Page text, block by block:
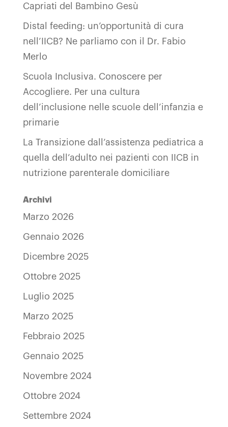
Capriati del Bambino Gesù
Distal feeding: un’opportunità di cura
nell’IICB? Ne parliamo con il Dr. Fabio
Merlo
Scuola Inclusiva. Conoscere per
Accogliere. Per una cultura
dell’inclusione nelle scuole dell’infanzia e
primarie
La Transizione dall’assistenza pediatrica a
quella dell’adulto nei pazienti con IICB in
nutrizione parenterale domiciliare
Archivi
Marzo 2026
Gennaio 2026
Dicembre 2025
Ottobre 2025
Luglio 2025
Marzo 2025
Febbraio 2025
Gennaio 2025
Novembre 2024
Ottobre 2024
Settembre 2024